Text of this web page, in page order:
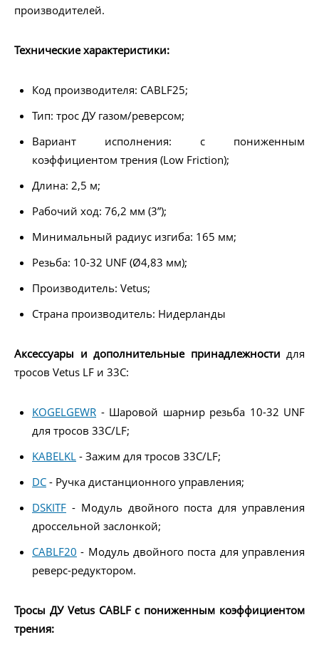
производителей.
Технические характеристики:
Код производителя: CABLF25;
Тип: трос ДУ газом/реверсом;
Вариант исполнения: с пониженным
коэффициентом трения (Low Friction);
Длина: 2,5 м;
Рабочий ход: 76,2 мм (3”);
Минимальный радиус изгиба: 165 мм;
Резьба: 10-32 UNF (Ø4,83 мм);
Производитель: Vetus;
Страна производитель: Нидерланды
Аксессуары и дополнительные принадлежности для
тросов Vetus LF и 33C:
KOGELGEWR - Шаровой шарнир резьба 10-32 UNF
для тросов 33C/LF;
KABELKL - Зажим для тросов 33C/LF;
DC - Ручка дистанционного управления;
DSKITF - Модуль двойного поста для управления
дроссельной заслонкой;
CABLF20 - Модуль двойного поста для управления
реверс-редуктором.
Тросы ДУ Vetus CABLFс пониженным коэффициентом
трения: